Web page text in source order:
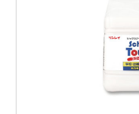
BM向け洗剤・ワッ